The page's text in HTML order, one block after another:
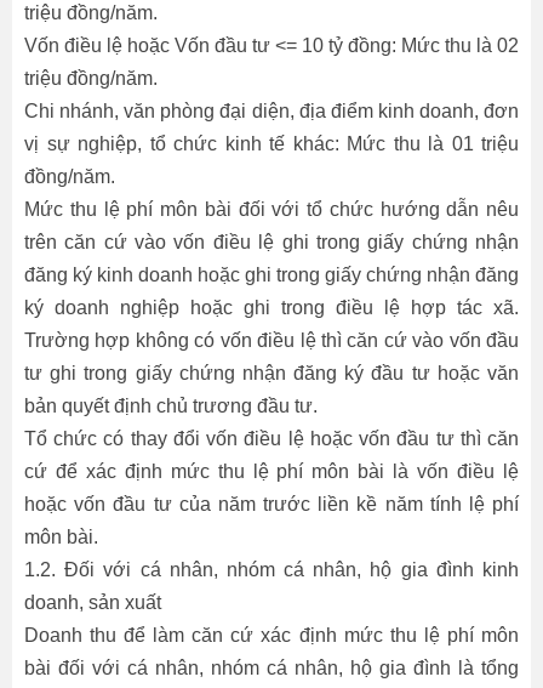
triệu đồng/năm.
Vốn điều lệ hoặc Vốn đầu tư <= 10 tỷ đồng: Mức thu là 02
triệu đồng/năm.
Chi nhánh, văn phòng đại diện, địa điểm kinh doanh, đơn
vị sự nghiệp, tổ chức kinh tế khác: Mức thu là 01 triệu
đồng/năm.
Mức thu lệ phí môn bài đối với tổ chức hướng dẫn nêu
trên căn cứ vào vốn điều lệ ghi trong giấy chứng nhận
đăng ký kinh doanh hoặc ghi trong giấy chứng nhận đăng
ký doanh nghiệp hoặc ghi trong điều lệ hợp tác xã.
Trường hợp không có vốn điều lệ thì căn cứ vào vốn đầu
tư ghi trong giấy chứng nhận đăng ký đầu tư hoặc văn
bản quyết định chủ trương đầu tư.
Tổ chức có thay đổi vốn điều lệ hoặc vốn đầu tư thì căn
cứ để xác định mức thu lệ phí môn bài là vốn điều lệ
hoặc vốn đầu tư của năm trước liền kề năm tính lệ phí
môn bài.
1.2. Đối với cá nhân, nhóm cá nhân, hộ gia đình kinh
doanh, sản xuất
Doanh thu để làm căn cứ xác định mức thu lệ phí môn
bài đối với cá nhân, nhóm cá nhân, hộ gia đình là tổng